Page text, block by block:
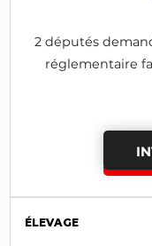
2 députés
réglementaire
ÉLEVAGE